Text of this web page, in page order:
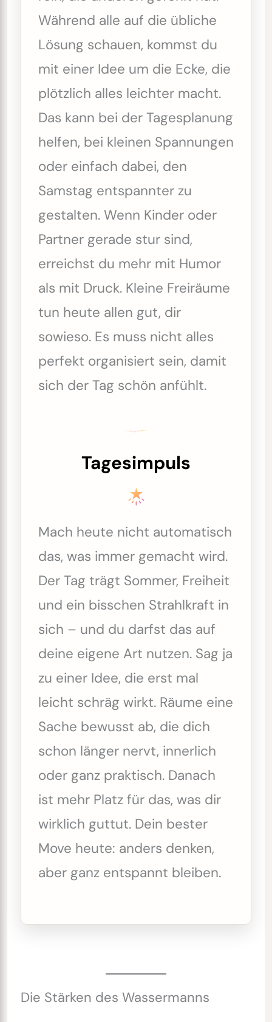
Während alle auf die übliche
Lösung schauen, kommst du
mit einer Idee um die Ecke, die
plötzlich alles leichter macht.
Das kann bei der Tagesplanung
helfen, bei kleinen Spannungen
oder einfach dabei, den
Samstag entspannter zu
gestalten. Wenn Kinder oder
Partner gerade stur sind,
erreichst du mehr mit Humor
als mit Druck. Kleine Freiräume
tun heute allen gut, dir
sowieso. Es muss nicht alles
perfekt organisiert sein, damit
sich der Tag schön anfühlt.
Tagesimpuls
Mach heute nicht automatisch
das, was immer gemacht wird.
Der Tag trägt Sommer, Freiheit
und ein bisschen Strahlkraft in
sich – und du darfst das auf
deine eigene Art nutzen. Sag ja
zu einer Idee, die erst mal
leicht schräg wirkt. Räume eine
Sache bewusst ab, die dich
schon länger nervt, innerlich
oder ganz praktisch. Danach
ist mehr Platz für das, was dir
wirklich guttut. Dein bester
Move heute: anders denken,
aber ganz entspannt bleiben.
Die Stärken des Wassermanns